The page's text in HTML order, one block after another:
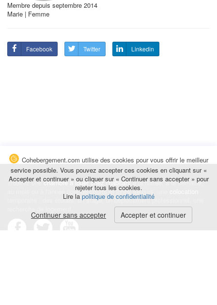
Membre depuis septembre 2014
Marie | Femme
Facebook Twitter Linkedin
Trouvez unechambre à louer chez l'habitantà la nuitée, à la semaine,
au mois ou à l'année pour de courts et longs séjours, une
temporaire : des études, un stage, un déplacement professionnel, une
Cohebergement.com utilise des cookies pour vous offrir le meilleur
service possible. Vous pouvez accepter ces cookies en cliquant sur «
Accepter et continuer » ou cliquer sur « Continuer sans accepter » pour
rejeter tous les cookies.
Lire la politique de confidentialité
Continuer sans accepter Accepter et continuer